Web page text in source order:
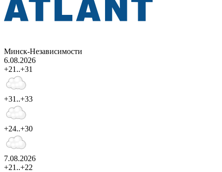
Минск-Независимости
6.08.2026
+21..+31
+31..+33
+24..+30
7.08.2026
+21..+22